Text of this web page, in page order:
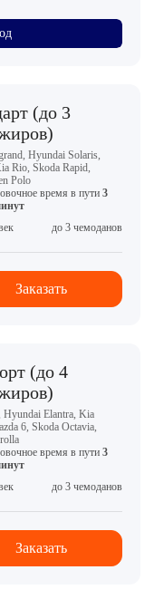
(до 3
Hyundai Solaris,
Rio, Skoda Rapid,
Polo
время в пути 3
до 3 чемоданов
Заказать
(до 4
Elantra, Kia
6, Skoda Octavia,
время в пути 3
до 3 чемоданов
Заказать